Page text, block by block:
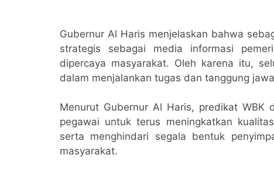
Gubernur Al Haris menjelaskan bahwa
strategis sebagai media informasi
dipercaya masyarakat. Oleh karena itu,
dalam menjalankan tugas dan tanggung
Menurut Gubernur Al Haris, predikat WBK
pegawai untuk terus meningkatkan
serta menghindari segala bentuk
masyarakat.